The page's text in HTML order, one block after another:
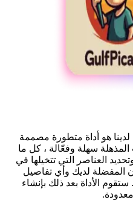
هو أداة متطورة مصممة
المذهلة سهلة وفعّالة ، كل ما
العناصر التي تتخيلها في
المفضلة لديك وأي تفاصيل
الأداة بعد ذلك بإنشاء